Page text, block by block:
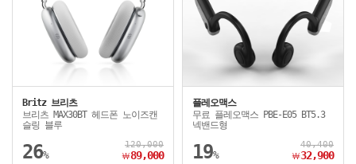
Britz 브리츠
브리츠 MAX30BT 헤드폰 노이즈캔
슬링 블루
26%
120,000
￦89,000
플레오맥스
무료 플레오맥스 PBE-E05 BT5.3
넥밴드형
19%
40,400
￦32,900